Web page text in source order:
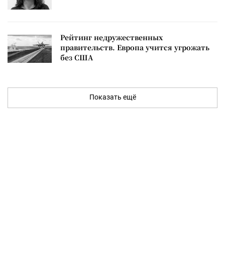
Рейтинг недружественных
правительств. Европа учится угрожать
без США
Показать ещё